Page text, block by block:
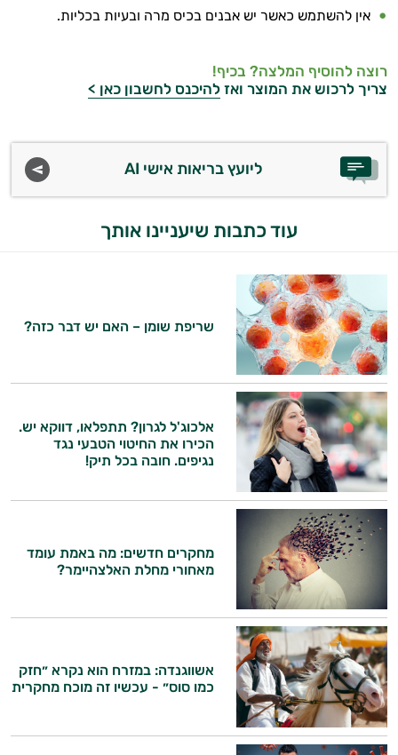
קריאטין
אמינו
ממרחים
ומזון
טסטוסטרון
הנמכרים
ביותר
אבקות
חלבון
פאמפ
העלאת
אנרגיה
פעילות
גופנית
טבעוניים
אביזרי
ספורט
אין להשתמש כאשר יש אבנים בכיס מרה ובעיות בכליות.
רוצה להוסיף המלצה? בכיף!
צריך לרכוש את המוצר ואז להיכנס לחשבון כאן >
ליועץ בריאות אישי AI
עוד כתבות שיעניינו אותך
שריפת שומן – האם יש דבר כזה?
אלכוג'ל לגרון? תתפלאו, דווקא יש.
הכירו את החיטוי הטבעי נגד
נגיפים. חובה בכל תיק!
מחקרים חדשים: מה באמת עומד
מאחורי מחלת האלצהיימר?
אשווגנדה: במזרח הוא נקרא ״חזק
כמו סוס״ - עכשיו זה מוכח מחקרית